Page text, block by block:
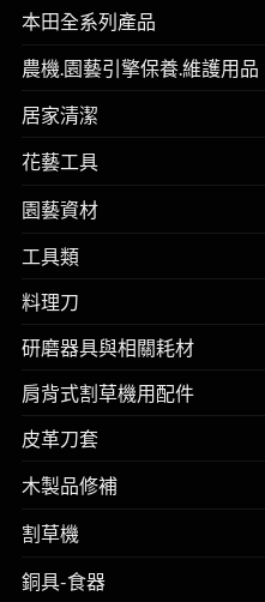
本田全系列產品
農機.園藝引擎保養.維護用品
居家清潔
花藝工具
園藝資材
工具類
料理刀
研磨器具與相關耗材
肩背式割草機用配件
皮革刀套
木製品修補
割草機
銅具-食器